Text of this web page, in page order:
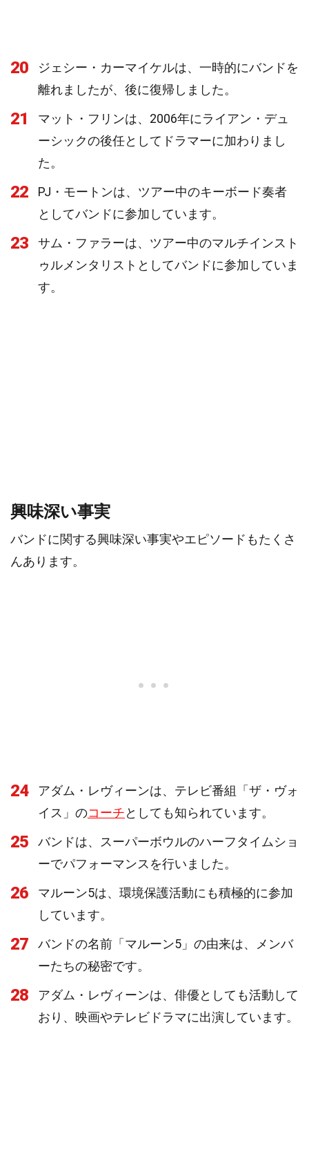
20
ジェシー・カーマイケルは、一時的にバンドを
離れましたが、後に復帰しました。
21
マット・フリンは、2006年にライアン・デュ
ーシックの後任としてドラマーに加わりまし
た。
22
PJ・モートンは、ツアー中のキーボード奏者
としてバンドに参加しています。
23
サム・ファラーは、ツアー中のマルチインスト
ゥルメンタリストとしてバンドに参加していま
す。
興味深い事実
バンドに関する興味深い事実やエピソードもたくさ
んあります。
24
アダム・レヴィーンは、テレビ番組「ザ・ヴォ
イス」のコーチとしても知られています。
25
バンドは、スーパーボウルのハーフタイムショ
ーでパフォーマンスを行いました。
26
マルーン5は、環境保護活動にも積極的に参加
しています。
27
バンドの名前「マルーン5」の由来は、メンバ
ーたちの秘密です。
28
アダム・レヴィーンは、俳優としても活動して
おり、映画やテレビドラマに出演しています。